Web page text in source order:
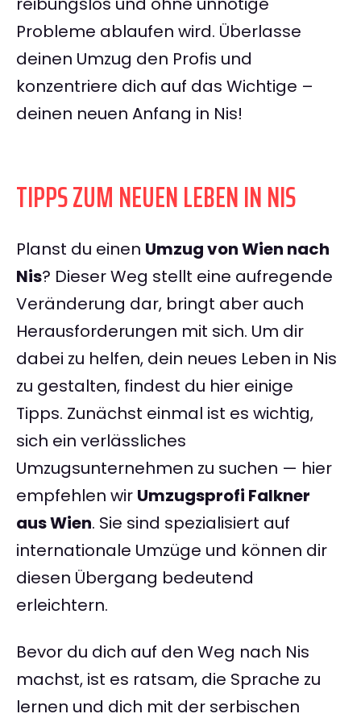
Probleme ablaufen wird. Überlasse
deinen Umzug den Profis und
konzentriere dich auf das Wichtige –
deinen neuen Anfang in Nis!
TIPPS ZUM NEUEN LEBEN IN NIS
Planst du einen Umzug von Wien nach
Nis? Dieser Weg stellt eine aufregende
Veränderung dar, bringt aber auch
Herausforderungen mit sich. Um dir
dabei zu helfen, dein neues Leben in Nis
zu gestalten, findest du hier einige
Tipps. Zunächst einmal ist es wichtig,
sich ein verlässliches
Umzugsunternehmen zu suchen — hier
empfehlen wir Umzugsprofi Falkner
aus Wien. Sie sind spezialisiert auf
internationale Umzüge und können dir
diesen Übergang bedeutend
erleichtern.
Bevor du dich auf den Weg nach Nis
machst, ist es ratsam, die Sprache zu
lernen und dich mit der serbischen